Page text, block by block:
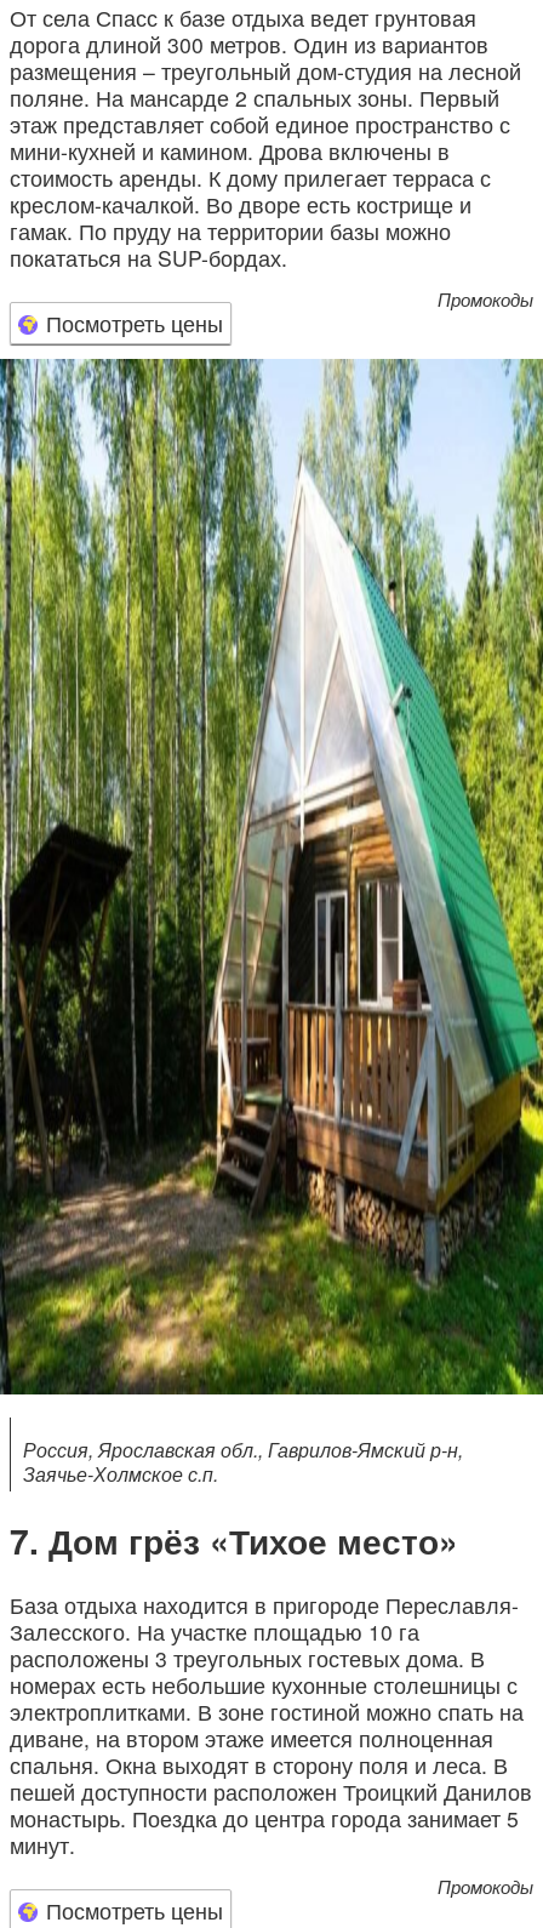
От села Спасс к базе отдыха ведет грунтовая
дорога длиной 300 метров. Один из вариантов
размещения – треугольный дом-студия на лесной
поляне. На мансарде 2 спальных зоны. Первый
этаж представляет собой единое пространство с
мини-кухней и камином. Дрова включены в
стоимость аренды. К дому прилегает терраса с
креслом-качалкой. Во дворе есть кострище и
гамак. По пруду на территории базы можно
покататься на SUP-бордах.
Посмотреть цены
Промокоды
Россия, Ярославская обл., Гаврилов-Ямский р-н,
Заячье-Холмское с.п.
Дом грёз «Тихое место»
База отдыха находится в пригороде Переславля-
Залесского. На участке площадью 10 га
расположены 3 треугольных гостевых дома. В
номерах есть небольшие кухонные столешницы с
электроплитками. В зоне гостиной можно спать на
диване, на втором этаже имеется полноценная
спальня. Окна выходят в сторону поля и леса. В
пешей доступности расположен Троицкий Данилов
монастырь. Поездка до центра города занимает 5
минут.
Посмотреть цены
Промокоды